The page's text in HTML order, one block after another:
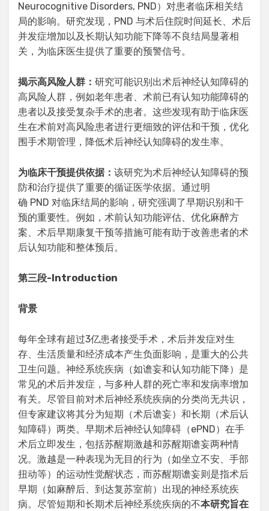
Neurocognitive Disorders, PND）对患者临床相关结
局的影响。研究发现，PND 与术后住院时间延长、术后
并发症增加以及长期认知功能下降等不良结局显著相
关，为临床医生提供了重要的预警信号。
揭示高风险人群 ： 研究可能识别出术后神经认知障碍的
高风险人群，例如老年患者、术前已有认知功能障碍的
患者以及接受复杂手术的患者。这些发现有助于临床医
生在术前对高风险患者进行更细致的评估和干预，优化
围手术期管理，降低术后神经认知障碍的发生率。
为临床干预提供依据： 该研究为术后神经认知障碍的预
防和治疗提供了重要的循证医学依据。通过明
确 PND 对临床结局的影响，研究强调了早期识别和干
预的重要性。例如，术前认知功能评估、优化麻醉方
案、术后早期康复干预等措施可能有助于改善患者的术
后认知功能和整体预后。
第三段-Introduction
背景
每年全球有超过3亿患者接受手术，术后并发症对生
存、生活质量和经济成本产生负面影响，是重大的公共
卫生问题。神经系统疾病（如谵妄和认知功能下降）是
常见的术后并发症，与多种人群的死亡率和发病率增加
有关。尽管目前对术后神经系统疾病的分类尚无共识，
但专家建议将其分为短期（术后谵妄）和长期（术后认
知障碍）两类。早期术后神经认知障碍（ePND）在手
术后立即发生，包括苏醒期激越和苏醒期谵妄两种情
况。激越是一种表现为无目的行为（如坐立不安、手部
扭动等）的运动性觉醒状态，而苏醒期谵妄则是指术后
早期（如麻醉后、到达复苏室前）出现的神经系统疾
病。尽管短期和长期术后神经系统疾病的不本研究旨在